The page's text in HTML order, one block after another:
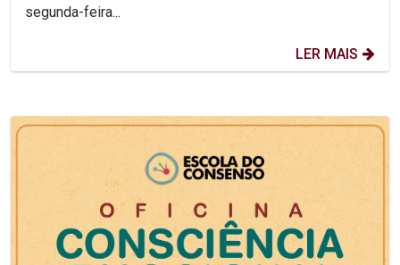
segunda-feira...
LER MAIS